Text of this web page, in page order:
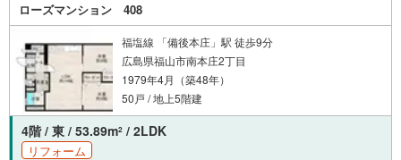
ローズマンション 408
福塩線 「備後本庄」駅 徒歩9分
広島県福山市南本庄2丁目
1979年4月（築48年）
50戸 / 地上5階建
4階 / 東 / 53.89m2 / 2LDK
リフォーム